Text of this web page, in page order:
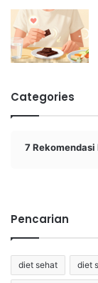
Categories
7
Pencarian
diet sehat diet